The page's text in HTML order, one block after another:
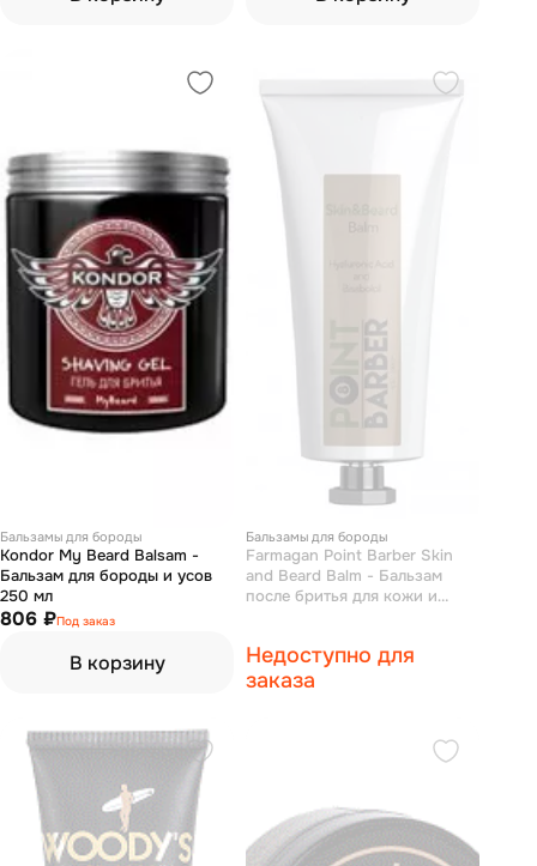
Бальзамы для бороды
Kondor My Beard Balsam -
Бальзам для бороды и усов
250 мл
806 ₽Под заказ
В корзину
Бальзамы для бороды
Farmagan Point Barber Skin
and Beard Balm - Бальзам
после бритья для кожи и
Недоступно для
заказа